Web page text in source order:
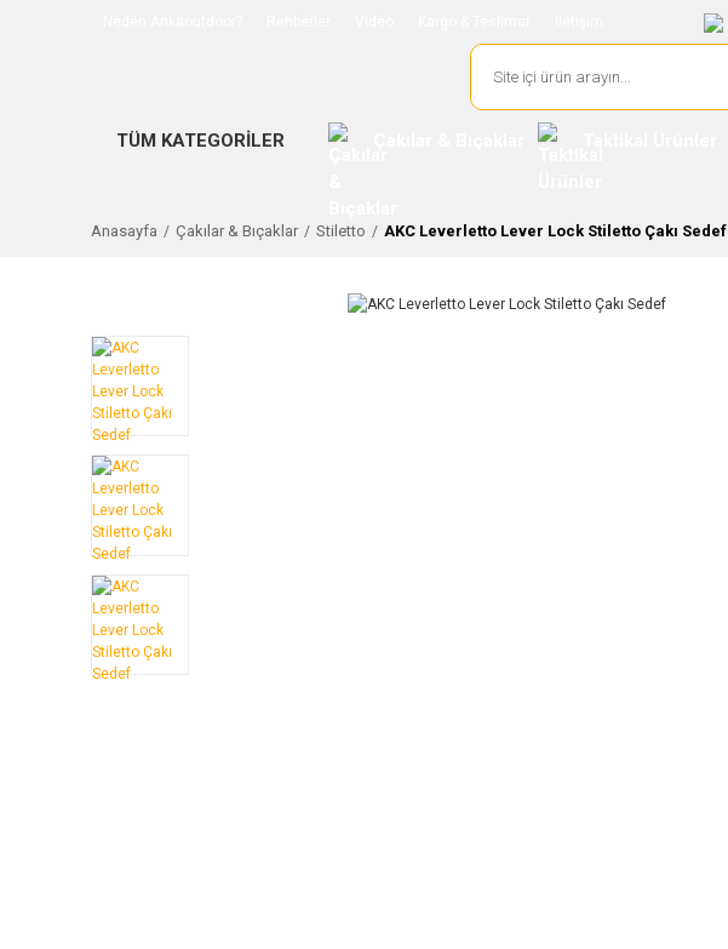
TÜM KATEGORİLER
Anasayfa Çakılar & Bıçaklar Stiletto AKC Leverletto Lever Lock Stiletto Çakı Sedef